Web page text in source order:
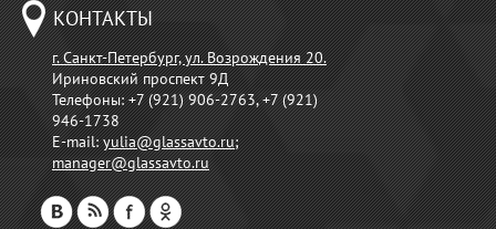
КОНТАКТЫ
г. Санкт-Петербург, ул. Возрождения 20.
Ириновский проспект 9Д
Телефоны:+7 (921) 906-2763, +7 (921)
946-1738
E-mail:yulia@glassavto.ru;
manager@glassavto.ru